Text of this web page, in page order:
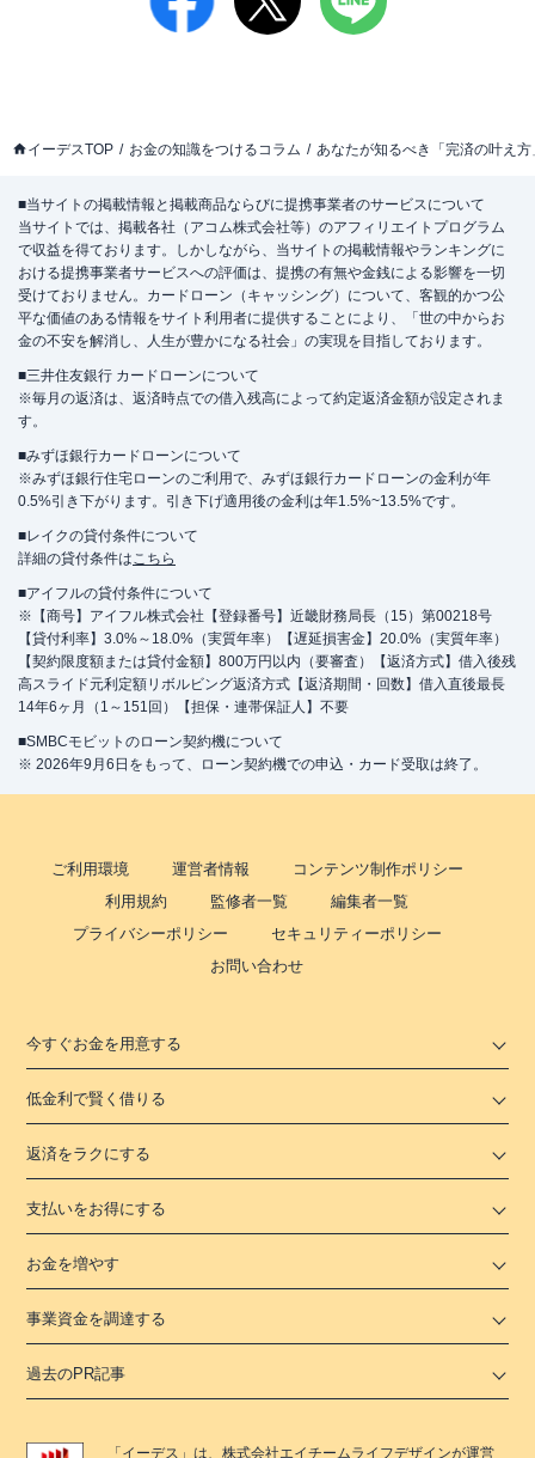
イーデスTOP お金の知識をつけるコラム あなたが知るべき「完済の叶え方
■当サイトの掲載情報と掲載商品ならびに提携事業者のサービスについて
当サイトでは、掲載各社（アコム株式会社等）のアフィリエイトプログラム
で収益を得ております。しかしながら、当サイトの掲載情報やランキングに
おける提携事業者サービスへの評価は、提携の有無や金銭による影響を一切
受けておりません。カードローン（キャッシング）について、客観的かつ公
平な価値のある情報をサイト利用者に提供することにより、「世の中からお
金の不安を解消し、人生が豊かになる社会」の実現を目指しております。
■三井住友銀行 カードローンについて
※毎月の返済は、返済時点での借入残高によって約定返済金額が設定されま
す。
■みずほ銀行カードローンについて
※みずほ銀行住宅ローンのご利用で、みずほ銀行カードローンの金利が年
0.5%引き下がります。引き下げ適用後の金利は年1.5%~13.5%です。
■レイクの貸付条件について
詳細の貸付条件は こちら
■アイフルの貸付条件について
※【商号】アイフル株式会社【登録番号】近畿財務局長（15）第00218号
【貸付利率】3.0%～18.0%（実質年率）【遅延損害金】20.0%（実質年率）
【契約限度額または貸付金額】800万円以内（要審査）【返済方式】借入後残
高スライド元利定額リボルビング返済方式【返済期間・回数】借入直後最長
14年6ヶ月（1～151回）【担保・連帯保証人】不要
■SMBCモビットのローン契約機について
※ 2026年9月6日をもって、ローン契約機での申込・カード受取は終了。
ご利用環境 運営者情報
コンテンツ制作ポリシー
利用規約
監修者一覧
編集者一覧
プライバシーポリシー
セキュリティーポリシー
お問い合わせ
今すぐお金を用意する
低金利で賢く借りる
返済をラクにする
支払いをお得にする
お金を増やす
事業資金を調達する
過去のPR記事
「イーデス 」は、株式会社エイチームライフデザインが運営